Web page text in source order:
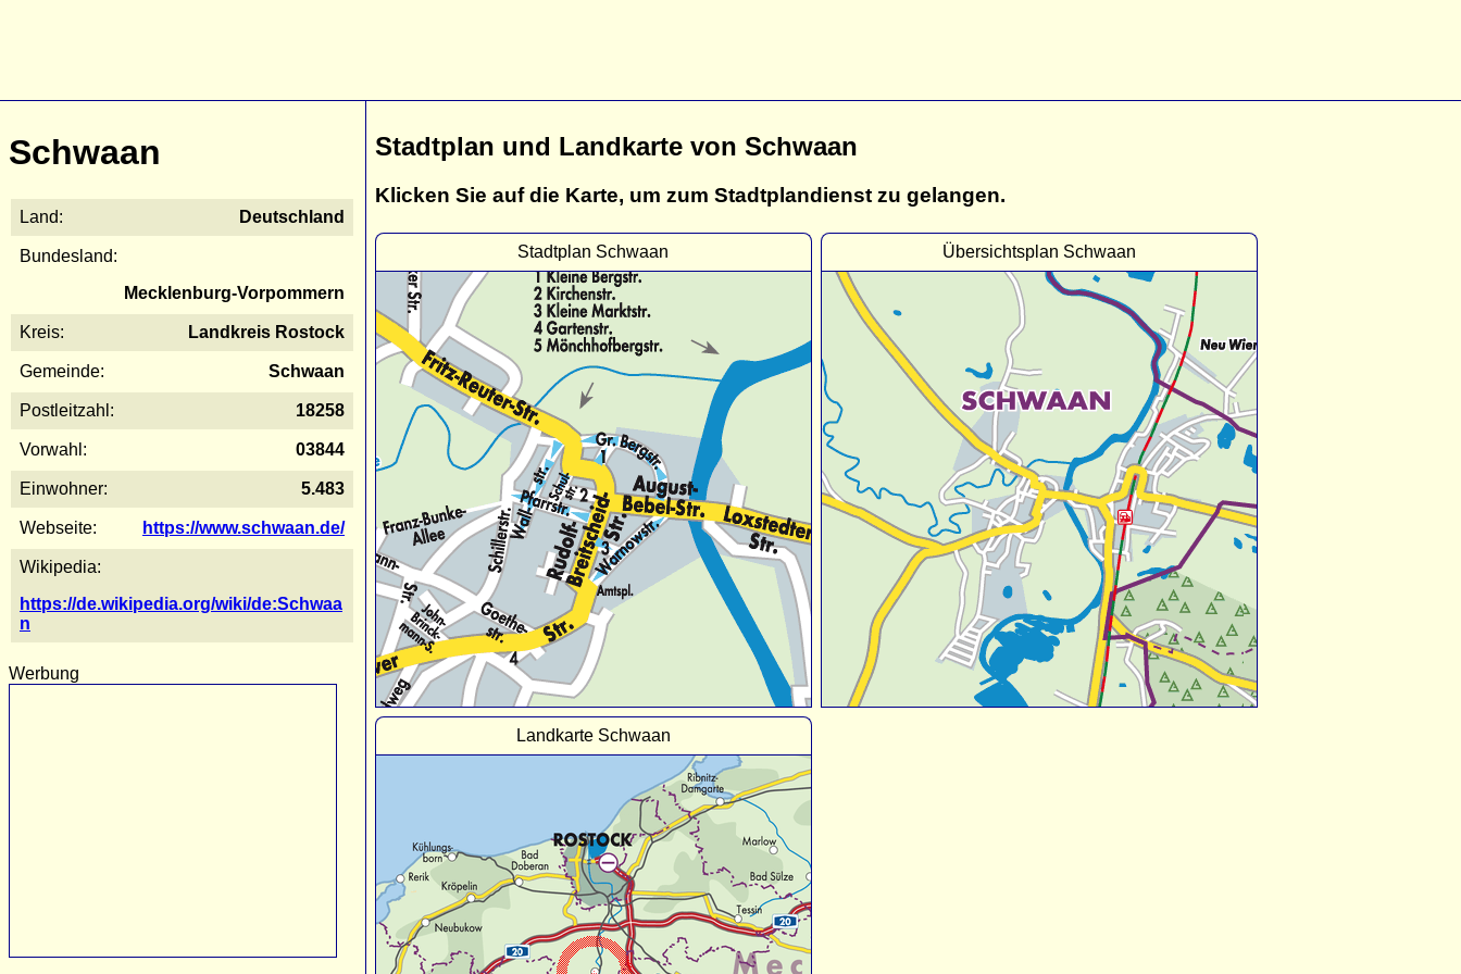
Schwaan
Land: Deutschland
Bundesland:
Mecklenburg-Vorpommern
Kreis: Landkreis Rostock
Gemeinde: Schwaan
Postleitzahl: 18258
Vorwahl: 03844
Einwohner: 5.483
Webseite: https://www.schwaan.de/
Wikipedia:
https://de.wikipedia.org/wiki/de:Schwaa
n
Werbung
Stadtplan und Landkarte von Schwaan
Klicken Sie auf die Karte, um zum Stadtplandienst zu gelangen.
Stadtplan Schwaan Übersichtsplan Schwaan
Landkarte Schwaan